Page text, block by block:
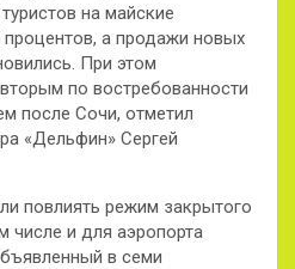
на майские
процентов, а продажи новых
При этом
по востребованности
после Сочи, отметил
«Дельфин» Сергей
повлиять режим закрытого
числе и для аэропорта
в семи